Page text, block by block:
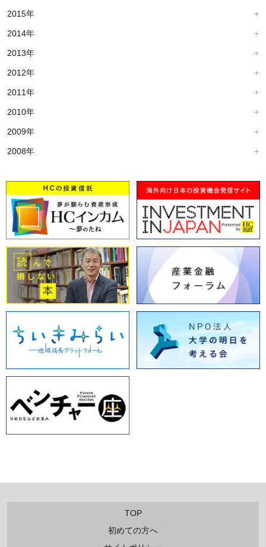
2015年
2014年
2013年
2012年
2011年
2010年
2009年
2008年
TOP
初めての方へ